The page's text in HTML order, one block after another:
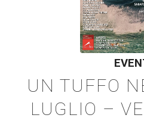
UN TUFFO
LUGLIO –